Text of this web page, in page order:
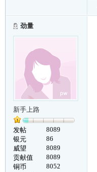
劲量
新手上路
发帖
8089
银元
86
威望
8089
贡献值
8089
铜币
8052